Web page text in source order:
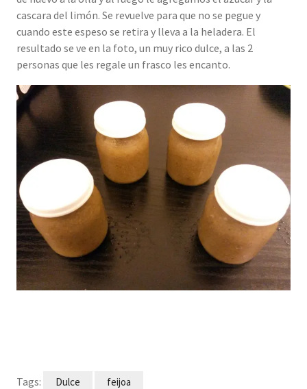
cascara del limón. Se revuelve para que no se pegue y
cuando este espeso se retira y lleva a la heladera. El
resultado se ve en la foto, un muy rico dulce, a las 2
personas que les regale un frasco les encanto.
Tags: Dulce feijoa